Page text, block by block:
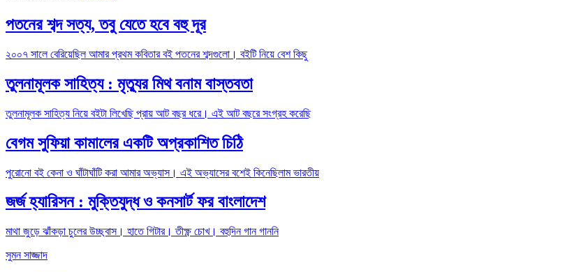
পতনের শব্দ সত্য, তবু যেতে হবে বহু দূর
২০০৭ সালে বেরিয়েছিল আমার প্রথম কবিতার বই পতনের শব্দগুলো। বইটি নিয়ে বেশ কিছু
তুলনামূলক সাহিত্য : মৃত্যুর মিথ বনাম বাস্তবতা
তুলনামূলক সাহিত্য নিয়ে বইটা লিখেছি প্রায় আট বছর ধরে। এই আট বছরে সংগ্রহ করেছি
বেগম সুফিয়া কামালের একটি অপ্রকাশিত চিঠি
পুরোনো বই কেনা ও ঘাঁটাঘাঁটি করা আমার অভ্যাস। এই অভ্যাসের বশেই কিনেছিলাম ভারতীয়
জর্জ হ্যারিসন : মুক্তিযুদ্ধ ও কনসার্ট ফর বাংলাদেশ
মাথা জুড়ে ঝাঁকড়া চুলের উচ্ছ্বাস। হাতে গিটার। তীক্ষ্ণ চোখ। বহুদিন গান গাননি
সুমন সাজ্জাদ